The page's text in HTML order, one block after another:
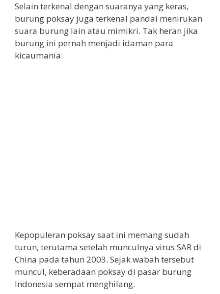
Selain terkenal dengan suaranya yang keras,
burung poksay juga terkenal pandai menirukan
suara burung lain atau mimikri. Tak heran jika
burung ini pernah menjadi idaman para
kicaumania.
Kepopuleran poksay saat ini memang sudah
turun, terutama setelah munculnya virus SAR di
China pada tahun 2003. Sejak wabah tersebut
muncul, keberadaan poksay di pasar burung
Indonesia sempat menghilang.